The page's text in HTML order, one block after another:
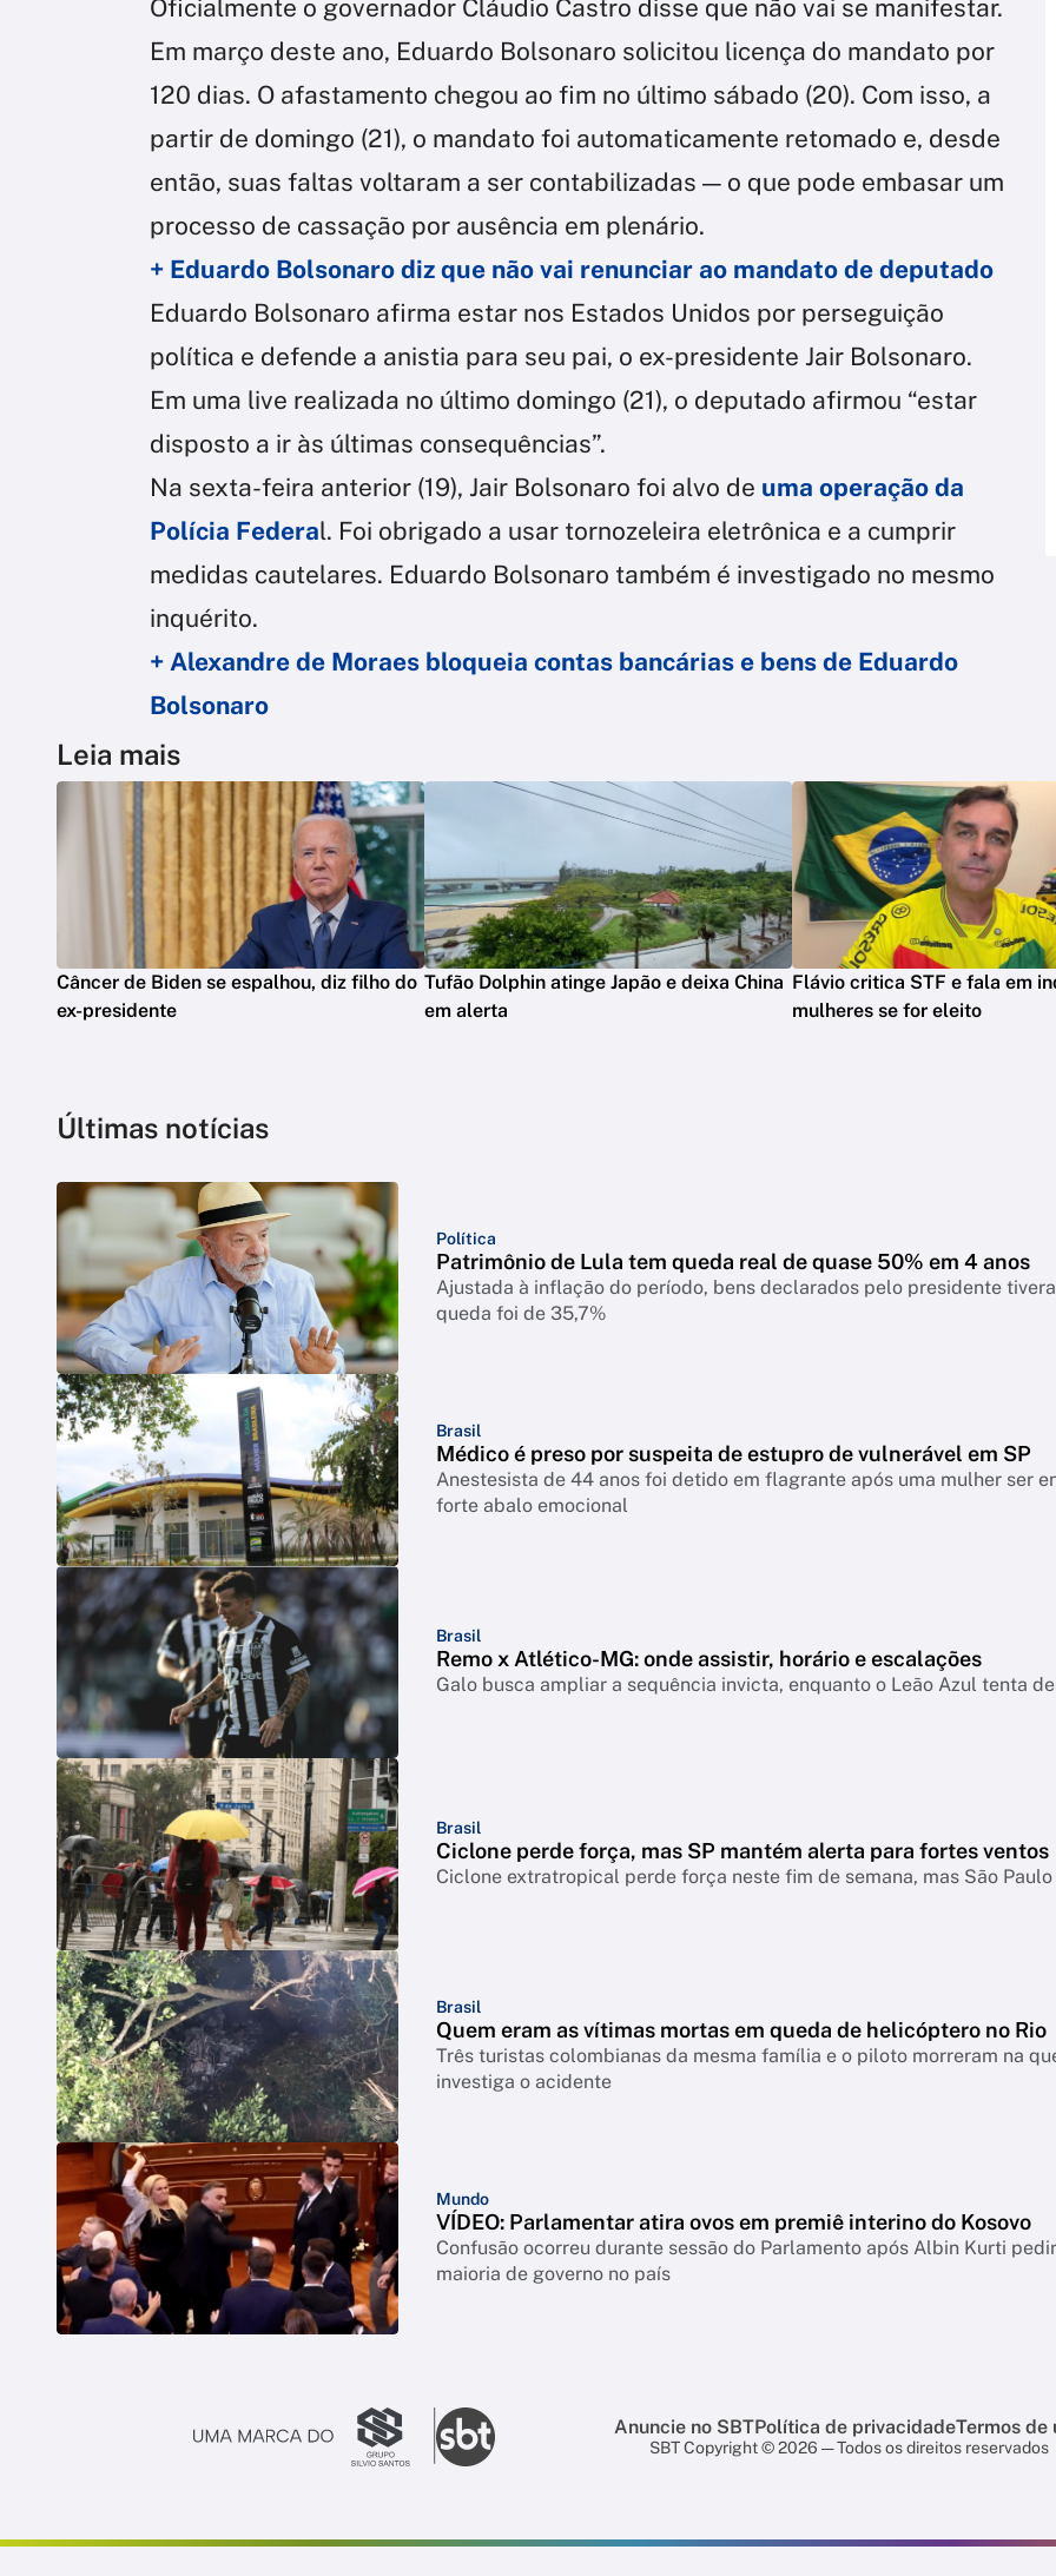
Oficialmente o governador Cláudio Castro disse que não vai se manifestar.
Em março deste ano, Eduardo Bolsonaro solicitou licença do mandato por
120 dias. O afastamento chegou ao fim no último sábado (20). Com isso, a
partir de domingo (21), o mandato foi automaticamente retomado e, desde
então, suas faltas voltaram a ser contabilizadas — o que pode embasar um
processo de cassação por ausência em plenário.
+ Eduardo Bolsonaro diz que não vai renunciar ao mandato de deputado
Eduardo Bolsonaro afirma estar nos Estados Unidos por perseguição
política e defende a anistia para seu pai, o ex-presidente Jair Bolsonaro.
Em uma live realizada no último domingo (21), o deputado afirmou “estar
disposto a ir às últimas consequências”.
Na sexta-feira anterior (19), Jair Bolsonaro foi alvo de uma operação da
Polícia Federal. Foi obrigado a usar tornozeleira eletrônica e a cumprir
medidas cautelares. Eduardo Bolsonaro também é investigado no mesmo
inquérito.
+ Alexandre de Moraes bloqueia contas bancárias e bens de Eduardo
Bolsonaro
Leia mais
Câncer de Biden se espalhou, diz filho do
ex-presidente
Tufão Dolphin atinge Japão e deixa China
em alerta
Flávio critica STF e fala em
mulheres se for eleito
Últimas notícias
Política
Patrimônio de Lula tem queda real de quase 50% em 4 anos
Ajustada à inflação do período, bens declarados pelo presidente
queda foi de 35,7%
Brasil
Médico é preso por suspeita de estupro de vulnerável em SP
Anestesista de 44 anos foi detido em flagrante após uma mulher ser
forte abalo emocional
Brasil
Remo x Atlético-MG: onde assistir, horário e escalações
Galo busca ampliar a sequência invicta, enquanto o Leão Azul tenta
Brasil
Ciclone perde força, mas SP mantém alerta para fortes ventos
Ciclone extratropical perde força neste fim de semana, mas São
Brasil
Quem eram as vítimas mortas em queda de helicóptero no Rio
Três turistas colombianas da mesma família e o piloto morreram na
investiga o acidente
Mundo
VÍDEO: Parlamentar atira ovos em premiê interino do Kosovo
Confusão ocorreu durante sessão do Parlamento após Albin Kurti
maioria de governo no país
Anuncie no SBTPolítica de privacidadeTermos de
SBT Copyright © 2026 — Todos os direitos reservados